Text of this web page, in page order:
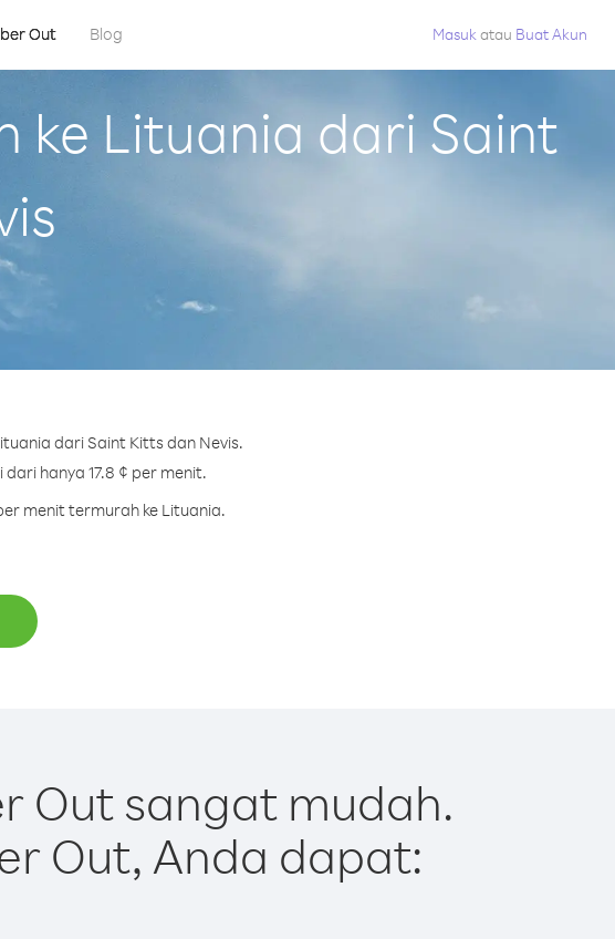
Out Blog Masuk atau Buat Akun
ke Lituania dari Saint
dari Saint Kitts dan Nevis.
hanya 17.8 ¢ per menit.
menit termurah ke Lituania.
Out sangat mudah.
Out, Anda dapat: